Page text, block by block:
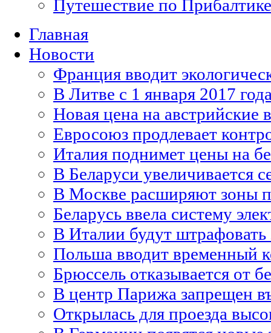
Путешествие по
Главная
Новости
Франция вводит
В Литве с 1 января 2017
Новая цена на австрийские
Евросоюз продлевает
Италия поднимет цены на
В Беларуси увеличивается
В Москве расширяют зоны
Беларусь ввела систему
В Италии будут штрафовать
Польша вводит временный
Брюссель отказывается от
В центр Парижа запрещен
Открылась для проезда